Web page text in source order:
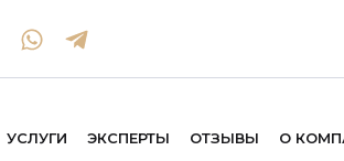
УСЛУГИ ЭКСПЕРТЫ ОТЗЫВЫ О